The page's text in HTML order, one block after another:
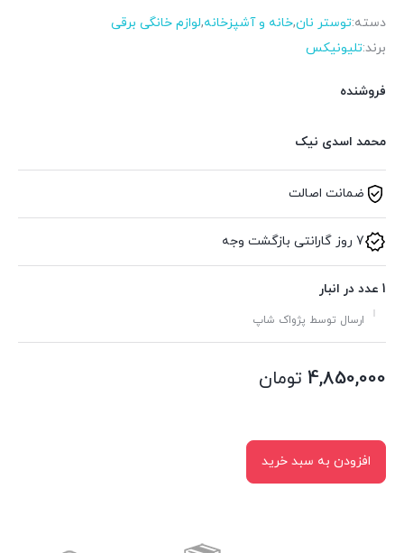
دسته:توستر نان,خانه و آشپزخانه,لوازم خانگی برقی
برند:تلیونیکس
فروشنده
محمد اسدی نیک
ضمانت اصالت
7 روز گارانتی بازگشت وجه
1 عدد در انبار
ارسال توسط پژواک شاپ
4,850,000 تومان
افزودن به سبد خرید